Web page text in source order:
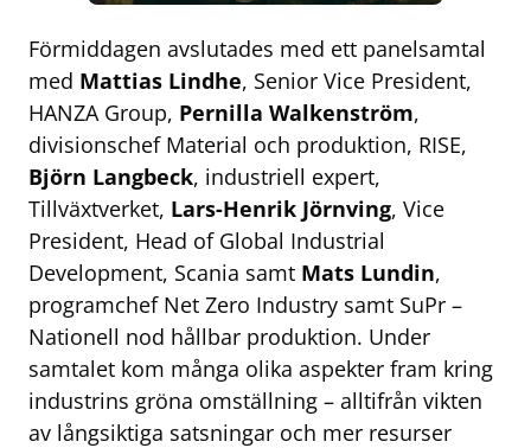
Förmiddagen avslutades med ett panelsamtal
med Mattias Lindhe, Senior Vice President,
HANZA Group, Pernilla Walkenström,
divisionschef Material och produktion, RISE,
Björn Langbeck, industriell expert,
Tillväxtverket, Lars-Henrik Jörnving, Vice
President, Head of Global Industrial
Development, Scania samt Mats Lundin,
programchef Net Zero Industry samt SuPr –
Nationell nod hållbar produktion. Under
samtalet kom många olika aspekter fram kring
industrins gröna omställning – alltifrån vikten
av långsiktiga satsningar och mer resurser